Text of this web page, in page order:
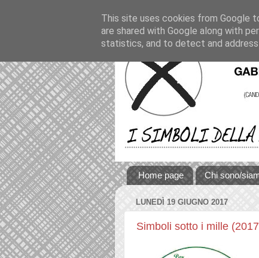
Home page Chi sono/
LUNEDÌ 19 GIUGNO 2017
Simboli sotto i mille
This site uses cookies from Google
are shared with Google along with
statistics, and to detect and address